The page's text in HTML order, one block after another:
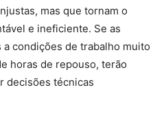
mas que tornam o
e ineficiente. Se as
condições de trabalho muito
horas de repouso, terão
decisões técnicas